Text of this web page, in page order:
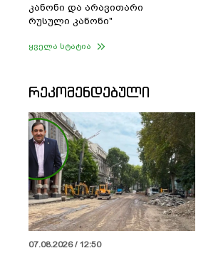
კანონი და არავითარი
რუსული კანონი"
ყველა სტატია
ᲠᲔᲙᲝᲛᲔᲜᲓᲔᲑᲣᲚᲘ
07.08.2026 / 12:50